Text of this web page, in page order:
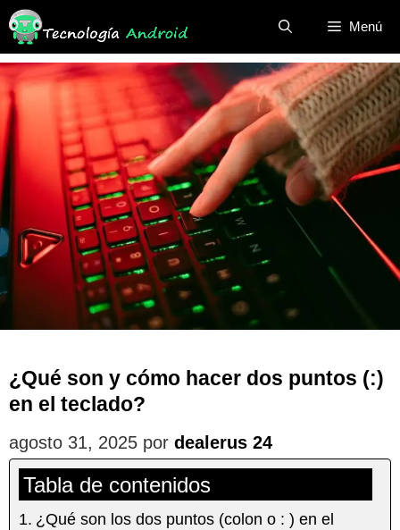
Saltar
contenido
Menú
¿Qué son y cómo hacer dos puntos (:)
en el teclado?
agosto 31, 2025 por dealerus 24
Tabla de contenidos
¿Qué son los dos puntos (colon o : ) en el